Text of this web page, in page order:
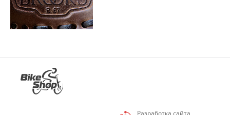
Разработка сайта